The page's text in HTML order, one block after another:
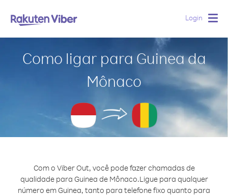
Login
Como ligar para Guinea da
Mônaco
Com o Viber Out, você pode fazer chamadas de
qualidade para Guinea de Mônaco.Ligue para qualquer
número em Guinea, tanto para telefone fixo quanto para